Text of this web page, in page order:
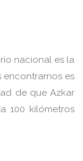
nacional es la
es
de que Azkar
100 kilómetros